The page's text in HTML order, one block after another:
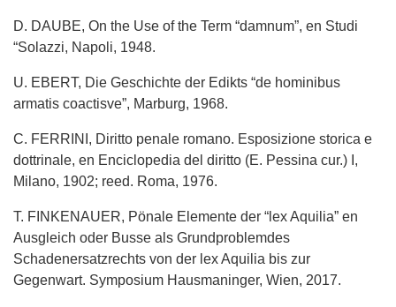
D. DAUBE, On the Use of the Term “damnum”, en Studi
“Solazzi, Napoli, 1948.
U. EBERT, Die Geschichte der Edikts “de hominibus
armatis coactisve”, Marburg, 1968.
C. FERRINI, Diritto penale romano. Esposizione storica e
dottrinale, en Enciclopedia del diritto (E. Pessina cur.) I,
Milano, 1902; reed. Roma, 1976.
T. FINKENAUER, Pönale Elemente der “lex Aquilia” en
Ausgleich oder Busse als Grundproblemdes
Schadenersatzrechts von der lex Aquilia bis zur
Gegenwart. Symposium Hausmaninger, Wien, 2017.